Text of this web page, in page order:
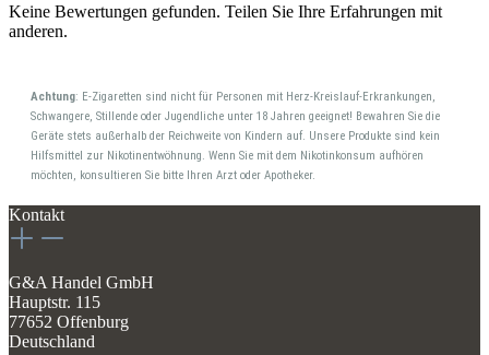
Keine Bewertungen gefunden. Teilen Sie Ihre Erfahrungen mit
anderen.
Achtung: E-Zigaretten sind nicht für Personen mit Herz-Kreislauf-Erkrankungen,
Schwangere, Stillende oder Jugendliche unter 18 Jahren geeignet! Bewahren Sie die
Geräte stets außerhalb der Reichweite von Kindern auf. Unsere Produkte sind kein
Hilfsmittel zur Nikotinentwöhnung. Wenn Sie mit dem Nikotinkonsum aufhören
möchten, konsultieren Sie bitte Ihren Arzt oder Apotheker.
Kontakt
G&A Handel GmbH
Hauptstr. 115
77652 Offenburg
Deutschland